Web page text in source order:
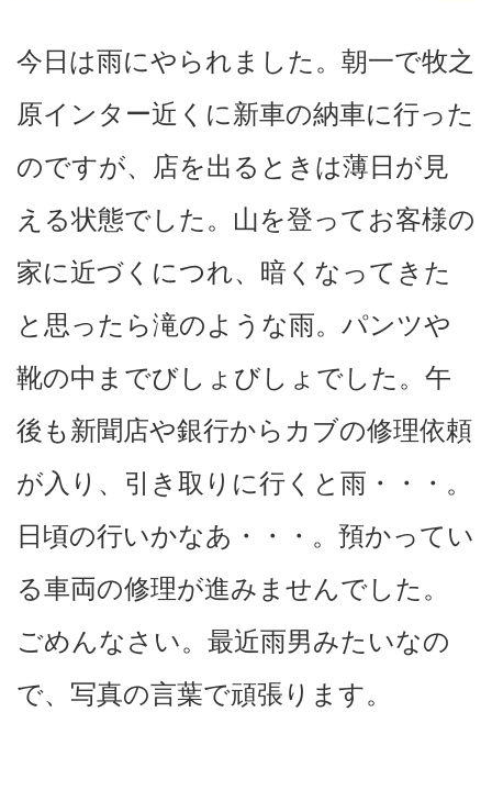
今日は雨にやられました。朝一で牧之
原インター近くに新車の納車に行った
のですが、店を出るときは薄日が見
える状態でした。山を登ってお客様の
家に近づくにつれ、暗くなってきた
と思ったら滝のような雨。パンツや
靴の中までびしょびしょでした。午
後も新聞店や銀行からカブの修理依頼
が入り、引き取りに行くと雨・・・。
日頃の行いかなあ・・・。預かってい
る車両の修理が進みませんでした。
ごめんなさい。最近雨男みたいなの
で、写真の言葉で頑張ります。